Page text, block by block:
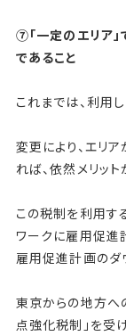
⑦「一定のエリア
であること
これまでは、利用
変更により、エリ
れば、依然メリッ
この税制を利用す
ワークに雇用促進
雇用促進計画のダ
東京からの地方へ
点強化税制」を受